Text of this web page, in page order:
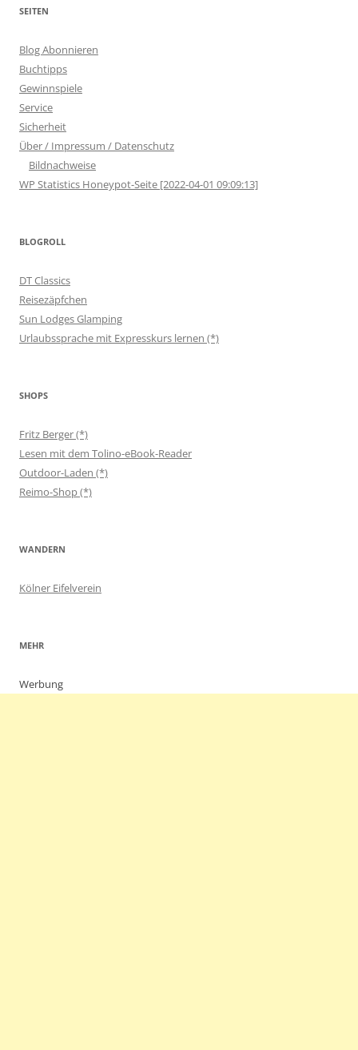
SEITEN
Blog Abonnieren
Buchtipps
Gewinnspiele
Service
Sicherheit
Über / Impressum / Datenschutz
Bildnachweise
WP Statistics Honeypot-Seite [2022-04-01 09:09:13]
BLOGROLL
DT Classics
Reisezäpfchen
Sun Lodges Glamping
Urlaubssprache mit Expresskurs lernen (*)
SHOPS
Fritz Berger (*)
Lesen mit dem Tolino-eBook-Reader
Outdoor-Laden (*)
Reimo-Shop (*)
WANDERN
Kölner Eifelverein
MEHR
Werbung